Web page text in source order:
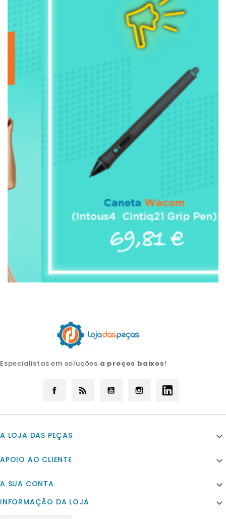
Especialistas em soluções a preços baixos!
Facebook YouTube Instagram
A LOJA DAS PEÇAS 
APOIO AO CLIENTE 
A SUA CONTA 
INFORMAÇÃO DA LOJA 